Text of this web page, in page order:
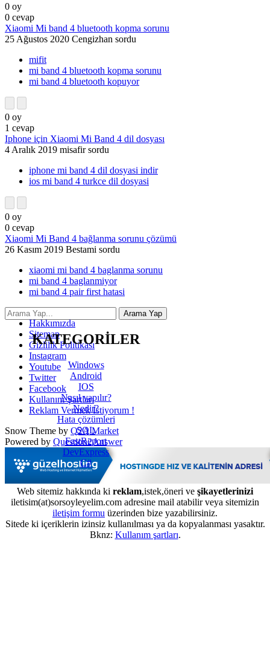
0 oy
0 cevap
Xiaomi Mi band 4 bluetooth kopma sorunu
25 Ağustos 2020 Cengizhan sordu
mifit
mi band 4 bluetooth kopma sorunu
mi band 4 bluetooth kopuyor
0 oy
1 cevap
Iphone için Xiaomi Mi Band 4 dil dosyası
4 Aralık 2019 misafir sordu
iphone mi band 4 dil dosyasi indir
ios mi band 4 turkce dil dosyasi
0 oy
0 cevap
Xiaomi Mi Band 4 bağlanma sorunu çözümü
26 Kasım 2019 Bestami sordu
xiaomi mi band 4 baglanma sorunu
mi band 4 baglanmiyor
mi band 4 pair first hatasi
KATEGORİLER
Windows
Android
IOS
Nasıl yapılır?
Nedir?
Hata çözümleri
SQL
FastReport
DevExpress
C#
İletişim
Hakkımızda
Sitemap
Gizlilik Politikası
Instagram
Youtube
Twitter
Facebook
Kullanım Şartları
Reklam Vermek İstiyorum !
Snow Theme by Q2A Market
Powered by Question2Answer
Web sitemiz hakkında ki reklam,istek,öneri ve şikayetlerinizi
iletisim(at)sorsoyleyelim.com adresine mail atabilir veya sitemizin
iletişim formu üzerinden bize yazabilirsiniz.
Sitede ki içeriklerin izinsiz kullanılması ya da kopyalanması yasaktır.
Bknz: Kullanım şartları.